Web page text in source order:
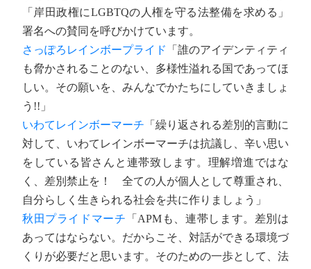
「岸田政権にLGBTQの人権を守る法整備を求める」
署名への賛同を呼びかけています。
さっぽろレインボープライド
「誰のアイデンティティ
も脅かされることのない、多様性溢れる国であってほ
しい。その願いを、みんなでかたちにしていきましょ
う!!」
いわてレインボーマーチ 「繰り返される差別的言動に
対して、いわてレインボーマーチは抗議し、辛い思い
をしている皆さんと連帯致します。理解増進ではな
く、差別禁止を！ 全ての人が個人として尊重され、
自分らしく生きられる社会を共に作りましょう」
秋田プライドマーチ 「APMも、連帯します。差別は
あってはならない。だからこそ、対話ができる環境づ
くりが必要だと思います。そのための一歩として、法